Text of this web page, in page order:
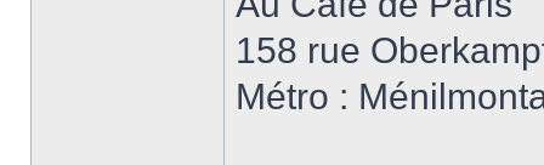
158 rue
Métro :